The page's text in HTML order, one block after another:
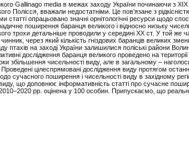
Gallinago media в межах заходу України починаючи з
Полісся, вважали недостатніми. Це пов’язане з
опрацьовано значні орнітологічні ресурси щодо
поширення баранця великого і відносно низьку
трохи детальніше проводили у середині ХХ ст. У той же
через який кількість гніздових баранців великих
птахів на заході України залишилися поліські райони
дослідження баранця великого проведено на
збільшення чисельності виду, але в загальному –
цілеспрямовані дослідження виду протягом
сучасного поширення і чисельності виду в західному
що доповнює інформативність статті про сучасне
рр. оцінена у 100 особин. Припускаємо, що